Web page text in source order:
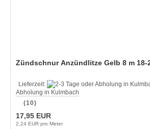
Zündschnur Anzündlitze Gelb 8 m 18-
Lieferzeit:
Abholung in Kulmbach
(10)
17,95 EUR
2,24 EUR pro Meter